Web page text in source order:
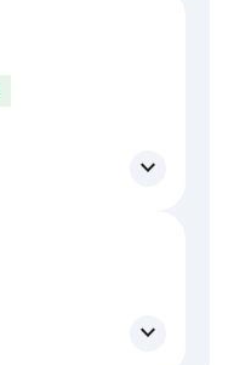
expand_more
expand_more